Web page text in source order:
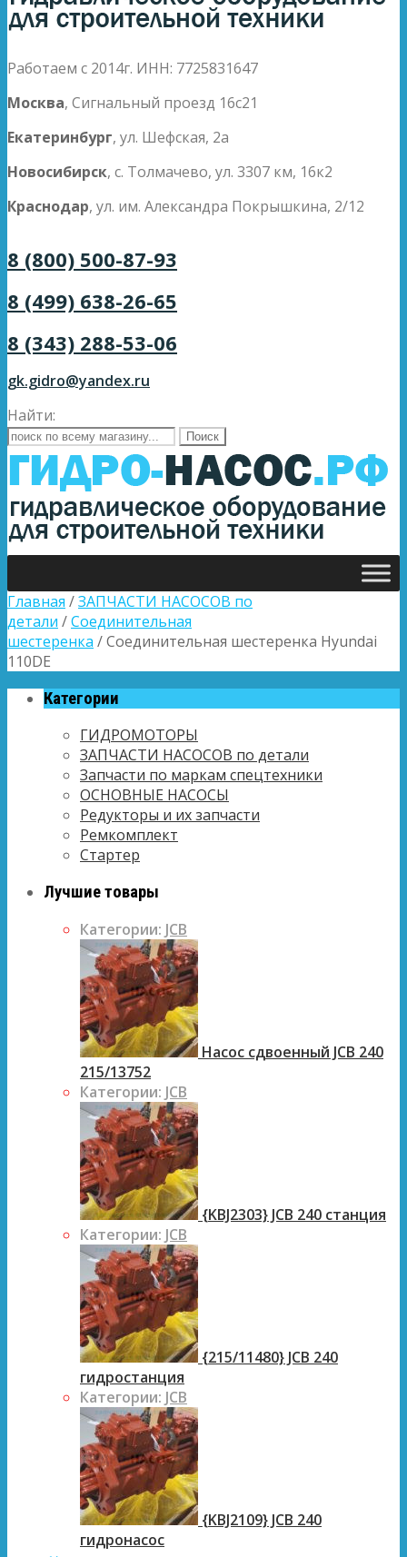
Работаем с 2014г. ИНН: 7725831647
Москва, Сигнальный проезд 16с21
Екатеринбург, ул. Шефская, 2а
Новосибирск, с. Толмачево, ул. 3307 км, 16к2
Краснодар, ул. им. Александра Покрышкина, 2/12
8 (800) 500-87-93
8 (499) 638-26-65
8 (343) 288-53-06
gk.gidro@yandex.ru
Найти:
Главная /ЗАПЧАСТИ НАСОСОВ по
детали /Соединительная
шестеренка / Соединительная шестеренка Hyundai
110DE
Категории
ГИДРОМОТОРЫ
ЗАПЧАСТИ НАСОСОВ по детали
Запчасти по маркам спецтехники
ОСНОВНЫЕ НАСОСЫ
Редукторы и их запчасти
Ремкомплект
Стартер
Лучшие товары
Категории: JCB
Насос сдвоенный JCB 240
215/13752
Категории: JCB
{KBJ2303} JCB 240 станция
Категории: JCB
{215/11480} JCB 240
гидростанция
Категории: JCB
{KBJ2109} JCB 240
гидронасос